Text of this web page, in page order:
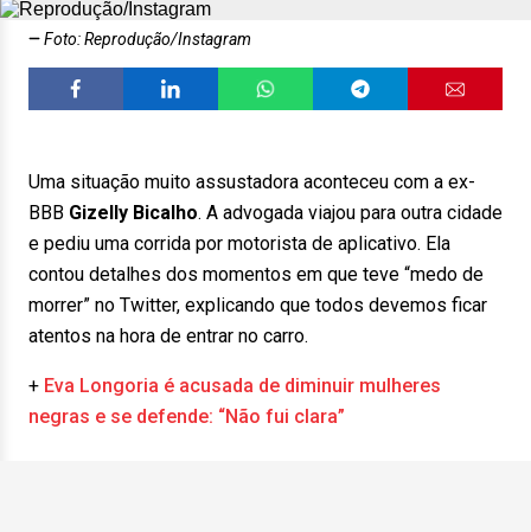
Foto: Reprodução/Instagram
Uma situação muito assustadora aconteceu com a ex-
BBB Gizelly Bicalho. A advogada viajou para outra cidade
e pediu uma corrida por motorista de aplicativo. Ela
contou detalhes dos momentos em que teve “medo de
morrer” no Twitter, explicando que todos devemos ficar
atentos na hora de entrar no carro.
+ Eva Longoria é acusada de diminuir mulheres
negras e se defende: “Não fui clara”